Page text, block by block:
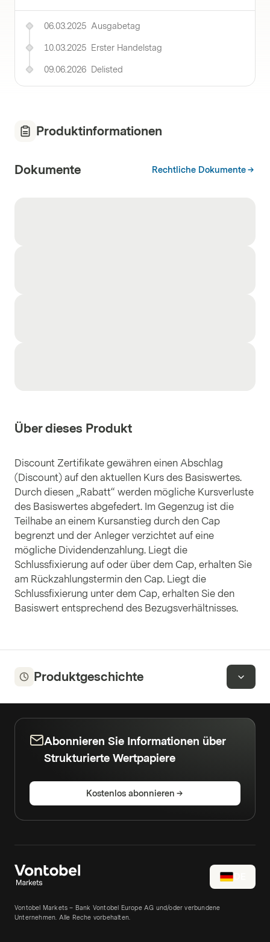
06.03.2025 Ausgabetag
10.03.2025 Erster Handelstag
09.06.2026 Delisted
Produktinformationen
Dokumente Rechtliche Dokumente
Über dieses Produkt
Discount Zertifikate gewähren einen Abschlag
(Discount) auf den aktuellen Kurs des Basiswertes.
Durch diesen „Rabatt“ werden mögliche Kursverluste
des Basiswertes abgefedert. Im Gegenzug ist die
Teilhabe an einem Kursanstieg durch den Cap
begrenzt und der Anleger verzichtet auf eine
mögliche Dividendenzahlung. Liegt die
Schlussfixierung auf oder über dem Cap, erhalten Sie
am Rückzahlungstermin den Cap. Liegt die
Schlussfixierung unter dem Cap, erhalten Sie den
Basiswert entsprechend des Bezugsverhältnisses.
Produktgeschichte
Abonnieren Sie Informationen über
Strukturierte Wertpapiere
Kostenlos abonnieren
Vontobel Markets – Bank Vontobel Europe AG und/oder verbundene
Unternehmen. Alle Reche vorbehalten.